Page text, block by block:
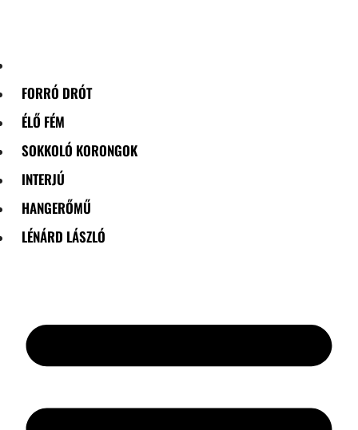
FORRÓ DRÓT
ÉLŐ FÉM
SOKKOLÓ KORONGOK
INTERJÚ
HANGERŐMŰ
LÉNÁRD LÁSZLÓ